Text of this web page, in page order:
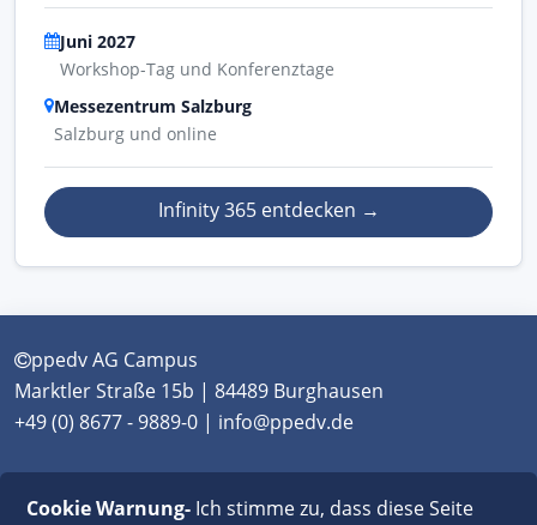
Juni 2027
Workshop-Tag und Konferenztage
Messezentrum Salzburg
Salzburg und online
Infinity 365 entdecken →
ppedv AG Campus
Marktler Straße 15b | 84489 Burghausen
+49 (0) 8677 - 9889-0 | info@ppedv.de
Cookie Warnung-Ich stimme zu, dass diese Seite